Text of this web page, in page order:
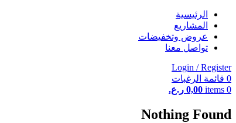
الرئيسية
المشاريع
عروض وتخفيضات
تواصل معنا
Login / Register
0 قائمة الرغبات
0
items
0,00 ر.ع.
Nothing Found